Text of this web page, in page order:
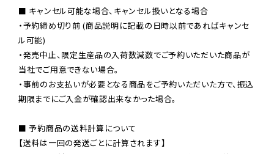
■ キャンセル可能な場合、キャンセル扱いとなる場合
・予約締め切り前 (商品説明に記載の日時以前であればキャンセ
ル可能)
・発売中止、限定生産品の入荷数減数でご予約いただいた商品が
当社でご用意できない場合。
・事前のお支払いが必要となる商品をご予約いただいた方で、振込
期限までにご入金が確認出来なかった場合。
■ 予約商品の送料計算について
【送料は一回の発送ごとに計算されます】